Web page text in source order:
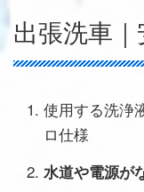
出張洗車
使用する洗浄
ロ仕様
水道や電源が